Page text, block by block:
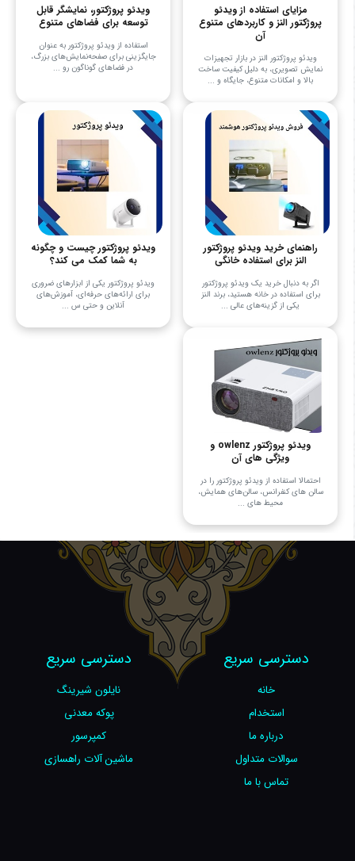
مزایای استفاده از ویدئو
پروژکتور النز و کاربردهای متنوع
آن
ویدئو پروژکتور النز در بازار تجهیزات
نمایش تصویری، به دلیل کیفیت ساخت
بالا و امکانات متنوع، جایگاه و ...
ویدئو پروژکتور، نمایشگر قابل
توسعه برای فضاهای متنوع
استفاده از ویدئو پروژکتور به عنوان
جایگزینی برای صفحه‌نمایش‌های بزرگ،
در فضاهای گوناگون رو ...
راهنمای خرید ویدئو پروژکتور
النز برای استفاده خانگی
اگر به دنبال خرید یک ویدئو پروژکتور
برای استفاده در خانه هستید، برند النز
یکی از گزینه‌های عالی ...
ویدئو پروژکتور چیست و چگونه
به شما کمک می کند؟
ویدئو پروژکتور یکی از ابزارهای ضروری
برای ارائه‌های حرفه‌ای، آموزش‌های
آنلاین و حتی س ...
ویدئو پروژکتور owlenz و
ویژگی های آن
احتمالا استفاده از ویدئو پروژکتور را در
سالن ‌های کنفرانس، سالن‌های همایش،
محیط‌ های ...
دسترسی سریع
خانه
استخدام
درباره ما
سوالات متداول
تماس با ما
دسترسی سریع
نایلون شیرینگ
پوکه معدنی
کمپرسور
ماشین آلات راهسازی